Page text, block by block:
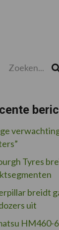
Tyres
breidt
uit
HM460-